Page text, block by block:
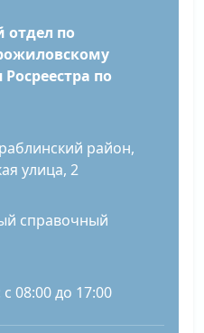
по
по
район,
улица, 2
справочный
08:00 до 17:00